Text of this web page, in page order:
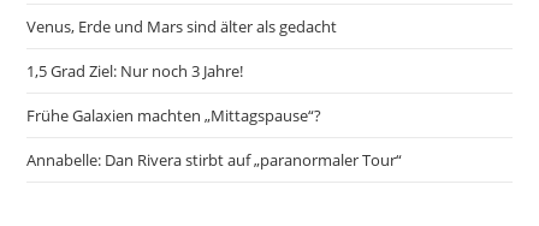
Venus, Erde und Mars sind älter als gedacht
1,5 Grad Ziel: Nur noch 3 Jahre!
Frühe Galaxien machten „Mittagspause“?
Annabelle: Dan Rivera stirbt auf „paranormaler Tour“